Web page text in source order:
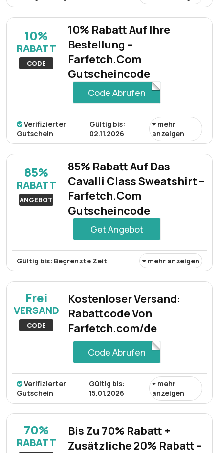
Kordelzug-Rucksack, der für kurze Zeit bei Farfetch
erhältlich ist.
10%
RABATT
CODE
10% Rabatt Auf Ihre
Bestellung –
Farfetch.Com
Gutscheincode
Code Abrufen
Verifizierter
Gutschein
Gültig bis:
02.11.2026
mehr
anzeigen
erhalten Sie 10% Rabatt auf den Gesamtbestellwert.
85%
RABATT
ANGEBOT
85% Rabatt Auf Das
Cavalli Class Sweatshirt –
Farfetch.Com
Gutscheincode
Get Angebot
Gültig bis: Begrenzte Zeit mehr anzeigen
Rabatt auf den regulären Preis.
Frei
VERSAND
CODE
Kostenloser Versand:
Rabattcode Von
Farfetch.com/de
Code Abrufen
Verifizierter
Gutschein
Gültig bis:
15.01.2026
mehr
anzeigen
den Komfort, Ihre Artikel ohne zusätzliche Kosten direkt
an Ihre Haustür liefern zu lassen. Kaufen Sie jetzt ein und
70%
RABATT
Bis Zu 70% Rabatt +
Zusätzliche 20% Rabatt –